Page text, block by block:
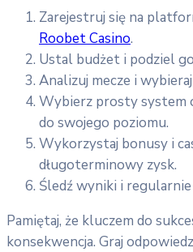
Zarejestruj się na
Roobet Casino.
Ustal budżet i podziel go
Analizuj mecze i
Wybierz prosty system
do swojego poziomu.
Wykorzystaj bonusy i
długoterminowy zysk.
Śledź wyniki i
Pamiętaj, że kluczem do
konsekwencja. Graj